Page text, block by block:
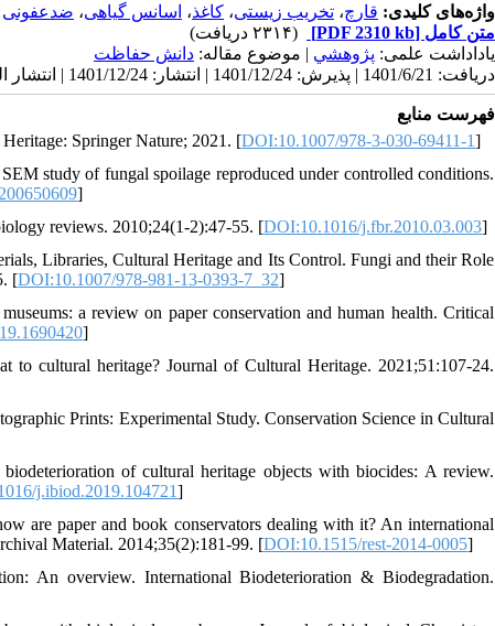
واژه‌های کلیدی: قارچ، تخریب زیستی، کاغذ، اسانس گیاهی، ضدعفونی
متن کامل [PDF 2310 kb]
(۲۳۱۴ دریافت)
یاداداشت علمی: پژوهشي | موضوع مقاله: دانش حفاظت
دریافت: 1401/6/21 | پذیرش: 1401/12/24 | انتشار: 1401/12/24 | انتشار الکترونیک: 1401/12/24
فهرست منابع
Springer Nature; 2021. [DOI:10.1007/978-3-030-69411-1]
study of fungal spoilage reproduced under controlled conditions.
]
reviews. 2010;24(1-2):47-55. [DOI:10.1016/j.fbr.2010.03.003]
Libraries, Cultural Heritage and Its Control. Fungi and their Role
[DOI:10.1007/978-981-13-0393-7_32]
a review on paper conservation and human health. Critical
]
cultural heritage? Journal of Cultural Heritage. 2021;51:107-24.
Prints: Experimental Study. Conservation Science in Cultural
of cultural heritage objects with biocides: A review.
j.ibiod.2019.104721]
are paper and book conservators dealing with it? An international
Material. 2014;35(2):181-99. [DOI:10.1515/rest-2014-0005]
An overview. International Biodeterioration & Biodegradation.